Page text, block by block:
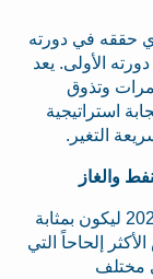
الباهر الذي حققه في دورته
الأولى. يعد
وتذوق
استراتيجية
التغير.
تم تصميم برنامج المؤتمر في مؤتمر إيفوليو 2026 ليكون بمثابة
إلحاحاً التي
مختلف